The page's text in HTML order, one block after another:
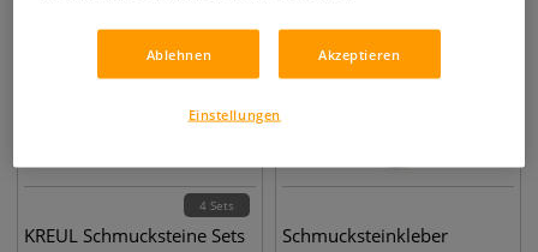
4 Sets
KREUL Schmucksteine Sets Schmucksteinkleber
Ablehnen Akzeptieren
Einstellungen